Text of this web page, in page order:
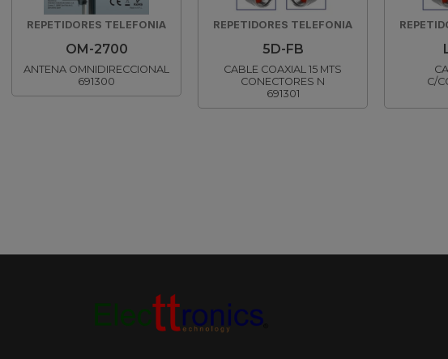
REPETIDORES TELEFONIA
OM-2700
ANTENA OMNIDIRECCIONAL
691300
REPETIDORES TELEFONIA
5D-FB
CABLE COAXIAL 15 MTS
CONECTORES N
691301
C/